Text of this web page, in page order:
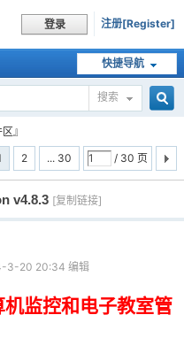
登录 注册[Register]
快捷导航
搜索
』
2 ... 30 / 30 页
v4.8.3 [复制链接]
3-20 20:34 编辑
监控和电子教室管